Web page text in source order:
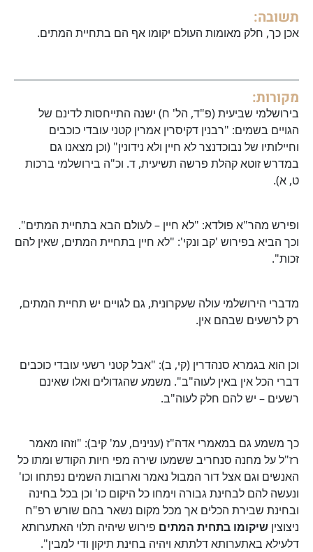
תשובה:
אכן כך, חלק מאומות העולם יקומו אף הם בתחיית המתים.
מקורות:
בירושלמי שביעית (פ"ד, הל' ח) ישנה התייחסות לדינם של
הגויים בשמים: "רבנין דקיסרין אמרין קטני עובדי כוכבים
וחיילותיו של נבוכדנצר לא חיין ולא נידונין" (וכן מצאנו גם
במדרש זוטא קהלת פרשה תשיעית, ד. וכ"ה בירושלמי ברכות
ט, א).
ופירש מהר"א פולדא: "לא חיין – לעולם הבא בתחיית המתים".
וכך הביא בפירוש 'קב ונקי': "לא חיין בתחיית המתים, שאין להם
זכות".
מדברי הירושלמי עולה שעקרונית, גם לגויים יש תחיית המתים,
רק לרשעים שבהם אין.
וכן הוא בגמרא סנהדרין (קי, ב): "אבל קטני רשעי עובדי כוכבים
דברי הכל אין באין לעוה"ב". משמע שהגדולים ואלו שאינם
רשעים – יש להם חלק לעוה"ב.
כך משמע גם במאמרי אדה"ז (ענינים, עמ' קיב): "וזהו מאמר
רז"ל על מחנה סנחריב ששמעו שירה מפי חיות הקודש ומתו כל
האנשים וגם אצל דור המבול נאמר וארובות השמים נפתחו וכו'
ונעשה להם לבחינת גבורה וימחו כל היקום כו' וכן בכל בחינה
ובחינת שבירת הכלים אך מכל מקום נשאר בהם שורש רפ"ח
ניצוצין שיקומו בתחית המתים פירוש שיהיה תלוי האתערותא
דלעילא באתערותא דלתתא ויהיה בחינת תיקון ודי למבין".